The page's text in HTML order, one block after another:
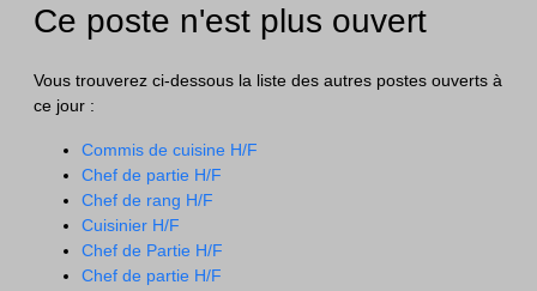
Ce poste n'est plus ouvert
Vous trouverez ci-dessous la liste des autres postes ouverts à
ce jour :
Commis de cuisine H/F
Chef de partie H/F
Chef de rang H/F
Cuisinier H/F
Chef de Partie H/F
Chef de partie H/F